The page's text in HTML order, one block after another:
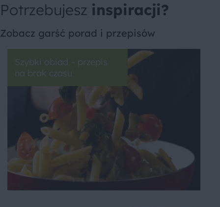
Potrzebujesz inspiracji?
Zobacz garść porad i przepisów
Szybki obiad – przepis
na brak czasu